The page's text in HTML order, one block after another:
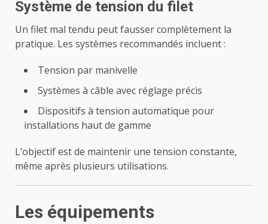
Système de tension du filet
Un filet mal tendu peut fausser complètement la
pratique. Les systèmes recommandés incluent :
Tension par manivelle
Systèmes à câble avec réglage précis
Dispositifs à tension automatique pour
installations haut de gamme
L’objectif est de maintenir une tension constante,
même après plusieurs utilisations.
Les équipements